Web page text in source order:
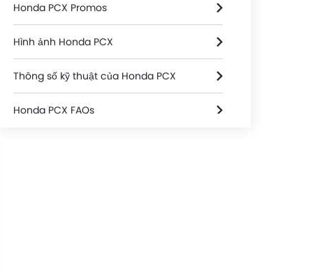
Honda PCX Promos
Hình ảnh Honda PCX
Thông số kỹ thuật của Honda PCX
Honda PCX FAQs